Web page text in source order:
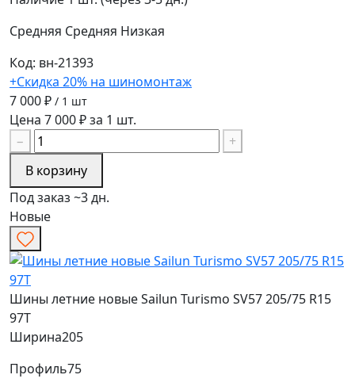
Средняя Средняя Низкая
Код: вн-21393
+Скидка 20% на шиномонтаж
7 000 ₽ / 1 шт
Цена 7 000 ₽ за 1 шт.
−
+
В корзину
Под заказ ~3 дн.
Новые
Шины летние новые Sailun Turismo SV57 205/75 R15
97T
Ширина205
Профиль75